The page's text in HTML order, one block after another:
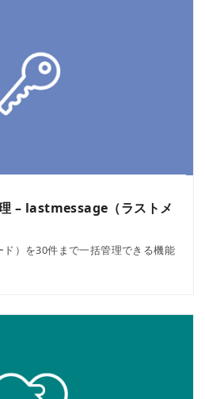
– lastmessage（ラストメ
）を30件まで一括管理できる機能